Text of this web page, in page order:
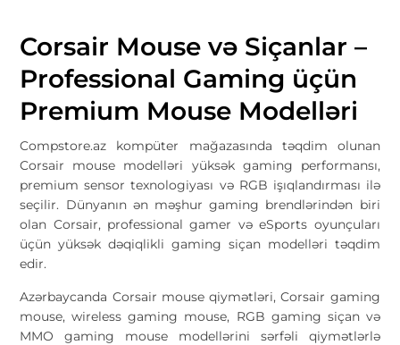
Corsair Mouse və Siçanlar –
Professional Gaming üçün
Premium Mouse Modelləri
Compstore.az kompüter mağazasında təqdim olunan
Corsair mouse modelləri yüksək gaming performansı,
premium sensor texnologiyası və RGB işıqlandırması ilə
seçilir. Dünyanın ən məşhur gaming brendlərindən biri
olan Corsair, professional gamer və eSports oyunçuları
üçün yüksək dəqiqlikli gaming siçan modelləri təqdim
edir.
Azərbaycanda Corsair mouse qiymətləri, Corsair gaming
mouse, wireless gaming mouse, RGB gaming siçan və
MMO gaming mouse modellərini sərfəli qiymətlərlə